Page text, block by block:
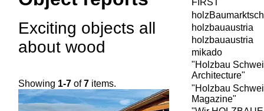
Exciting objects all
about wood
Showing 1-7 of7 items.
FIRST
holzbauaustria
holzbauaustria
mikado
"Holzbau
Architecture"
"Holzbau
Magazine"